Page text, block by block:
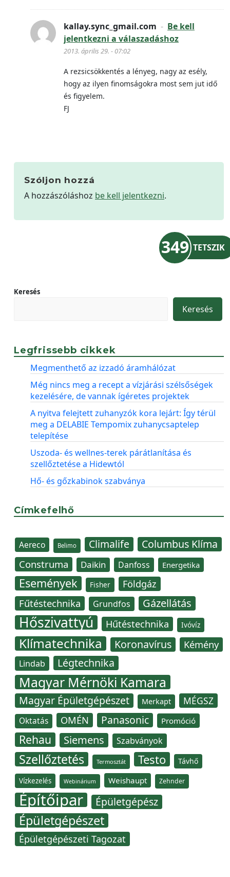
kallay.sync_gmail.com - Be kell
jelentkezni a válaszadáshoz
2013. április 29. - 07:02
A rezsicsökkentés a lényeg, nagy az esély,
hogy az ilyen finomságokra most sem jut idő
és figyelem.
FJ
Szóljon hozzá
A hozzászóláshoz be kell jelentkezni.
349 TETSZIK
Keresés
Keresés
Legfrissebb cikkek
Megmenthető az izzadó áramhálózat
Még nincs meg a recept a vízjárási szélsőségek
kezelésére, de vannak ígéretes projektek
A nyitva felejtett zuhanyzók kora lejárt: Így térül
meg a DELABIE Tempomix zuhanycsaptelep
telepítése
Uszoda- és wellnes-terek párátlanítása és
szellőztetése a Hidewtól
Hő- és gőzkabinok szabványa
Címkefelhő
Aereco Belimo Climalife Columbus Klíma
Construma Daikin Danfoss Energetika
Események Fisher Földgáz
Fűtéstechnika Grundfos Gázellátás
Hőszivattyú Hűtéstechnika Ivóvíz
Klímatechnika Koronavírus Kémény
Lindab Légtechnika
Magyar Mérnöki Kamara
Magyar Épületgépészet Merkapt MÉGSZ
Oktatás OMÉN Panasonic Promóció
Rehau Siemens Szabványok
Szellőztetés Termosztát Testo Távhő
Vízkezelés Webinárium Weishaupt Zehnder
Építőipar Épületgépész
Épületgépészet
Épületgépészeti Tagozat